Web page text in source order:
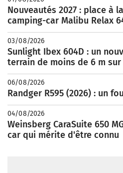
Nouveautés 2027 : place à
camping-car Malibu Relax
03/08/2026
Sunlight Ibex 604D : un
terrain de moins de 6 m
06/08/2026
Randger R595 (2026) : un
04/08/2026
Weinsberg CaraSuite 650
car qui mérite d'être connu